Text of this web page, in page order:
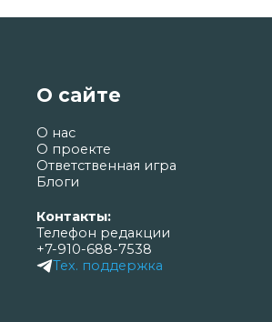
О сайте
О нас
О проекте
Ответственная игра
Блоги
Контакты:
Телефон редакции
+7-910-688-7538
Тех. поддержка